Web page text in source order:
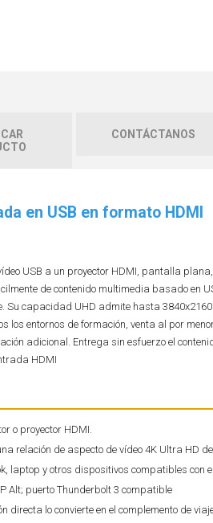
CONTÁCTANOS
en USB en formato HDMI
USB a un proyector HDMI, pantalla
de contenido multimedia basado en
Su capacidad UHD admite hasta
entornos de formación, venta al por
adicional. Entrega sin esfuerzo el
HDMI
o proyector HDMI.
relación de aspecto de vídeo 4K Ultra HD
y otros dispositivos compatibles con
Alt; puerto Thunderbolt 3 compatible
directa lo convierte en el complemento de